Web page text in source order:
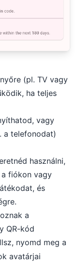
(pl. TV vagy
ha teljes
vagy
a telefonodat)
használni,
fiókon vagy
és
a
QR-kód
nyomd meg a
avatárjai